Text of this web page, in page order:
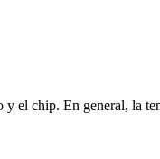
el chip. En general, la